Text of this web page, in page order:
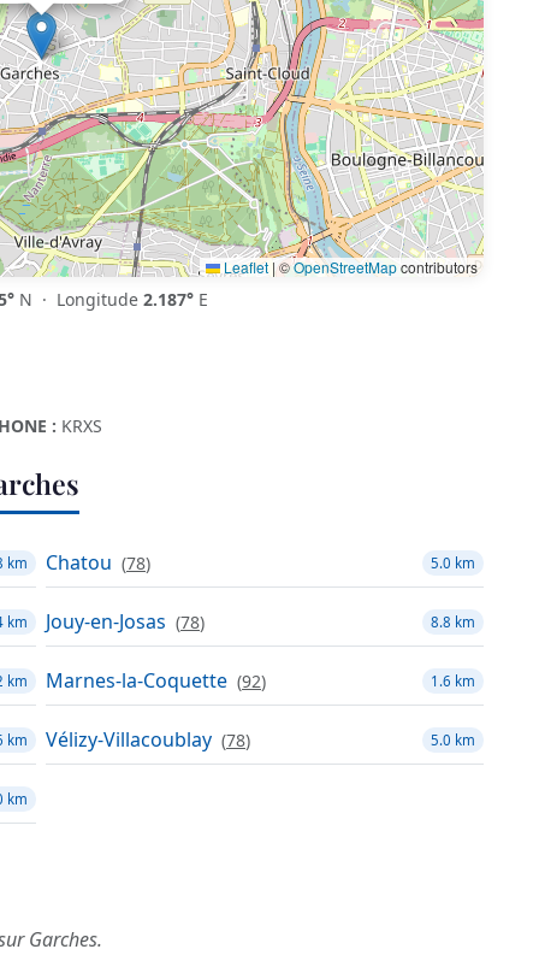
Leaflet |©OpenStreetMapcontributors
N · Longitude 2.187° E
: KRXS
km Chatou (78) 5.0 km
km Jouy-en-Josas (78) 8.8 km
km Marnes-la-Coquette (92) 1.6 km
km Vélizy-Villacoublay (78) 5.0 km
km
Garches.